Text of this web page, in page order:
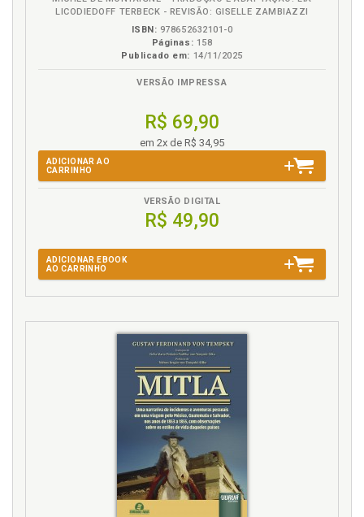
MEU NETO, MINHA NETA, p. 106
A POSTERIDADE, p. 108
O PIOR DOS SONHOS, p. 109
LICODIEDOFF TERBECK - REVISÃO: GISELLE ZAMBIAZZI
ISBN: 978652632101-0
Páginas: 158
Publicado em: 14/11/2025
VERSÃO IMPRESSA
R$ 69,90
em 2x de R$ 34,95
ADICIONAR AO
CARRINHO
VERSÃO DIGITAL
R$ 49,90
ADICIONAR EBOOK
AO CARRINHO